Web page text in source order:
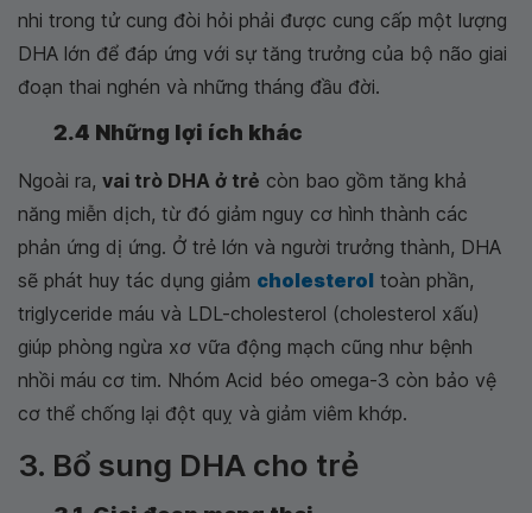
nhi trong tử cung đòi hỏi phải được cung cấp một lượng
DHA lớn để đáp ứng với sự tăng trưởng của bộ não giai
đoạn thai nghén và những tháng đầu đời.
2.4 Những lợi ích khác
Ngoài ra, vai trò DHA ở trẻ còn bao gồm tăng khả
năng miễn dịch, từ đó giảm nguy cơ hình thành các
phản ứng dị ứng. Ở trẻ lớn và người trưởng thành, DHA
sẽ phát huy tác dụng giảm cholesterol toàn phần,
triglyceride máu và LDL-cholesterol (cholesterol xấu)
giúp phòng ngừa xơ vữa động mạch cũng như bệnh
nhồi máu cơ tim. Nhóm Acid béo omega-3 còn bảo vệ
cơ thể chống lại đột quỵ và giảm viêm khớp.
3. Bổ sung DHA cho trẻ